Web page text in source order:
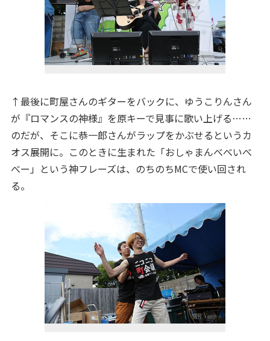
↑最後に町屋さんのギターをバックに、ゆうこりんさん
が『ロマンスの神様』を原キーで見事に歌い上げる……
のだが、そこに恭一郎さんがラップをかぶせるというカ
オス展開に。このときに生まれた「おしゃまんべべいべ
べー」という神フレーズは、のちのちMCで使い回され
る。